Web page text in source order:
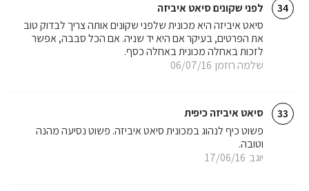
34 לפני שקונים סיאט איביזה
שלמה רוזמן 06/07/16
סיאט איביזה היא מכונית שלפני שקונים אותה צריך לבדוק טוב
את הפרטים, בעיקר אם היא יד שניה. אם הכל סבבה, אפשר
לזכות באחלה מכונית באחלה כסף.
33 סיאט איביזה כיפית
יוגב 17/06/16
פשוט כיף לנהוג במכונית סיאט איביזה. פשוט נסיעה מהנה
וטובה.